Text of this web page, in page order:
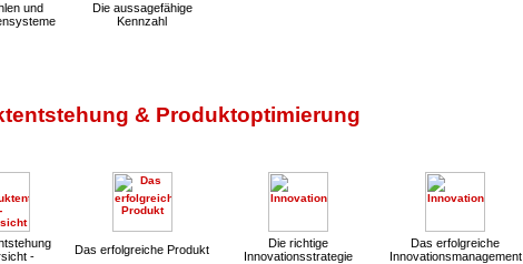
und
Die aussagefähige
Kennzahl
& Produktoptimierung
-
Das erfolgreiche Produkt
Die richtige
Innovationsstrategie
Das erfolgreiche
Innovationsmanagement